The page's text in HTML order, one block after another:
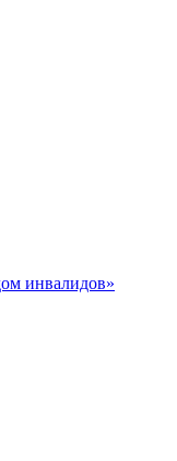
инвалидов»